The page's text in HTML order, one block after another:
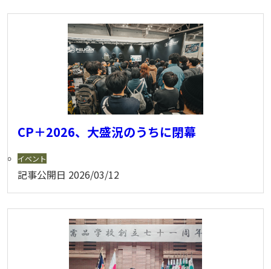
CP＋2026、大盛況のうちに閉幕
イベント
記事公開日 2026/03/12